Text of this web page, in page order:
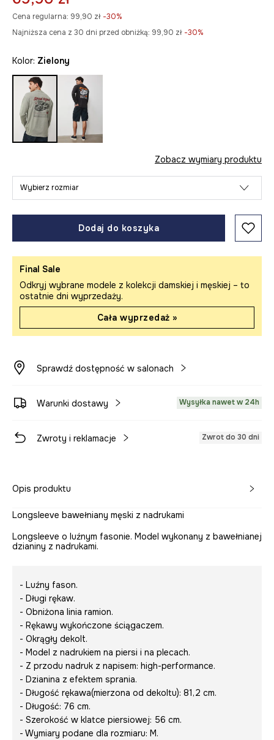
Cena regularna: 99,90 zł -30%
Najniższa cena z 30 dni przed obniżką: 99,90 zł -30%
Kolor: zielony
Zobacz wymiary produktu
Wybierz rozmiar
Dodaj do koszyka
Final Sale
Odkryj wybrane modele z kolekcji damskiej i męskiej – to
ostatnie dni wyprzedaży.
Cała wyprzedaż »
Sprawdź dostępność w salonach
Warunki dostawy Wysyłka nawet w 24h
Zwroty i reklamacje Zwrot do 30 dni
Opis produktu
Longsleeve bawełniany męski z nadrukami
Longsleeve o luźnym fasonie. Model wykonany z bawełnianej
dzianiny z nadrukami.
- Luźny fason.
- Długi rękaw.
- Obniżona linia ramion.
- Rękawy wykończone ściągaczem.
- Okrągły dekolt.
- Model z nadrukiem na piersi i na plecach.
- Z przodu nadruk z napisem: high-performance.
- Dzianina z efektem sprania.
- Długość rękawa(mierzona od dekoltu): 81,2 cm.
- Długość: 76 cm.
- Szerokość w klatce piersiowej: 56 cm.
- Wymiary podane dla rozmiaru: M.